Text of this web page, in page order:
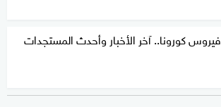
فيروس كورونا.. آخر الأخبار وأحدث المستجدات